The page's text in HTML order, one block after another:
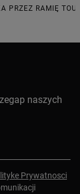
PRZEZ RAMIĘ
naszych
Prywatnosci